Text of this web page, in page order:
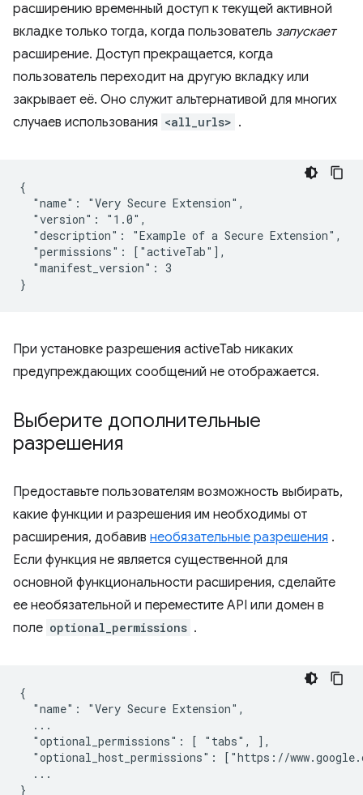
расширению временный доступ к текущей активной
вкладке только тогда, когда пользователь запускает
расширение. Доступ прекращается, когда
пользователь переходит на другую вкладку или
закрывает её. Оно служит альтернативой для многих
случаев использования <all_urls> .
{
  "name": "Very Secure Extension",
  "version": "1.0",
  "description": "Example of a Secure Extension",
  "permissions": ["activeTab"],
  "manifest_version": 3
При установке разрешения activeTab никаких
предупреждающих сообщений не отображается.
Выберите дополнительные
разрешения
Предоставьте пользователям возможность выбирать,
какие функции и разрешения им необходимы от
расширения, добавив необязательные разрешения .
Если функция не является существенной для
основной функциональности расширения, сделайте
ее необязательной и переместите API или домен в
поле optional_permissions .
{
  "name": "Very Secure Extension",
  ...
  "optional_permissions": [ "tabs", ],
"optional_host_permissions": ["https://
  ...